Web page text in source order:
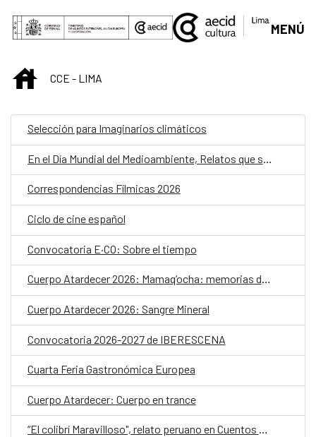
Saltar al contenido principal
MENÚ
INICIOCCE - LIMA
Selección para Imaginarios climáticos
Correspondencias Fílmicas 2026
Ciclo de cine español
Convocatoria E·CO: Sobre el tiempo
Cuerpo Atardecer 2026: Mamaq’ocha: memorias de agua
Cuerpo Atardecer 2026: Sangre Mineral
Convocatoria 2026-2027 de IBERESCENA
Cuarta Feria Gastronómica Europea
Cuerpo Atardecer: Cuerpo en trance
“El colibrí Maravilloso", relato peruano en Cuentos en Red 2026